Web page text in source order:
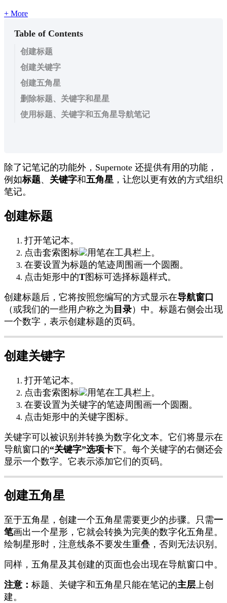
+ More
Table of Contents
创建标题
创建关键字
创建五角星
删除标题、关键字和星星
使用标题、关键字和五角星导航笔记
除了记笔记的功能外 ， Supernote 还提供有用 的功能 ，
例 如标题、 关键字和五角星 ， 让您 以更有效的方式组织
笔记。
创建标题
打开笔记本。
点击套索图标 用笔在工具栏 上 。
在要设置为标题的笔迹周 围 画一个圆 圈 。
点击矩形中的T图标可选择标题样式。
创 建标题后 ， 它将按照您编写的方式显示在导航窗口
（或我们的一些用 户称之 为 目 录） 中 。 标题右侧会出现
一个数字 ， 表示创 建标题的页码。
创建关键字
打开笔记本。
点击套索图标 用笔在工具栏 上 。
在要设置为关键字的笔迹周 围 画一个圆 圈 。
点击矩形中的关键字图标。
关键字可以被识别 并转换为数字化文本。 它们将显示在
导航窗口 的“关键字”选项卡下。 每个关键字的右侧还会
显示一个数字。 它表示添加它们的页码。
创建五角星
至于五角星 ， 创 建一个五角星需要更少的步骤。 只需一
笔画出一个星形 ， 它就会转换为完美的数字化五角星。
绘制 星形时 ， 注意线条不要发生重叠 ， 否则 无法识别 。
同 样 ， 五角星及其创 建的页面也会出现在导航窗口 中。
注意 ： 标题、 关键字和五角星 只能在笔记的主层上创
建。